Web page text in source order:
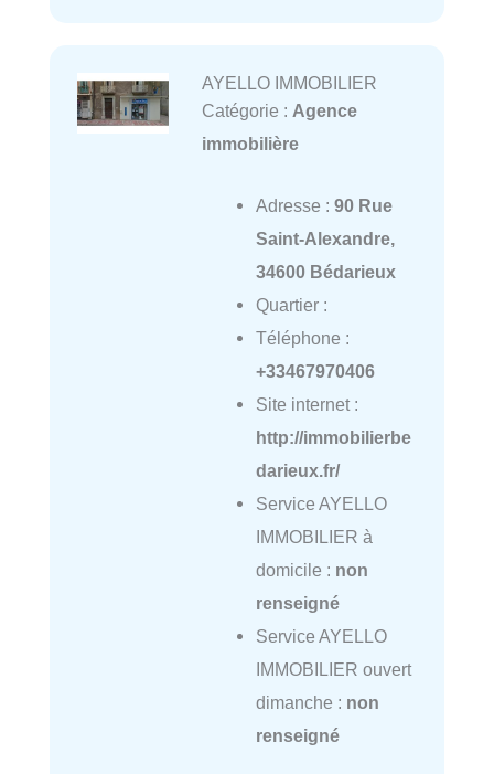
AYELLO IMMOBILIER
Catégorie : Agence
immobilière
Adresse : 90 Rue
Saint-Alexandre,
34600 Bédarieux
Quartier :
Téléphone :
+33467970406
Site internet :
http://immobilierbe
darieux.fr/
Service AYELLO
IMMOBILIER à
domicile : non
renseigné
Service AYELLO
IMMOBILIER ouvert
dimanche : non
renseigné